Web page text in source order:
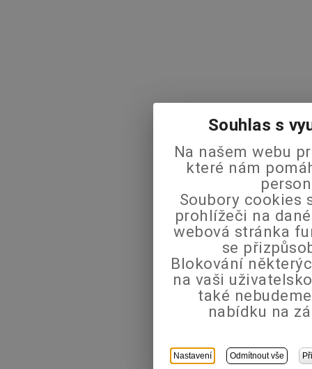
Souhlas s
Na našem webu
které nám
Soubory cookies
prohlížeči na
webová stránka
se
Blokování
na vaši
také
nabídku na
Nastavení Odmítnout vše